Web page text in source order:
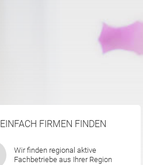
EINFACH FIRMEN FINDEN
Wir finden regional aktive
Fachbetriebe aus Ihrer Region